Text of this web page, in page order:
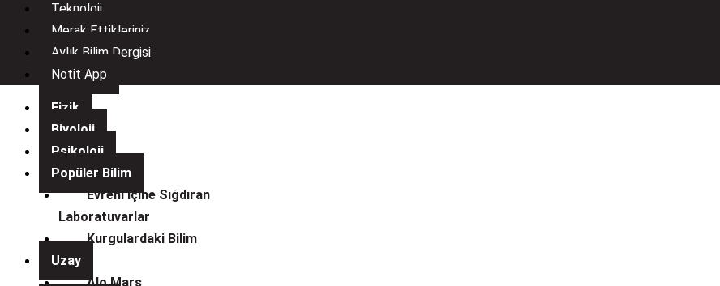
Teknoloji
Merak Ettikleriniz
Aylık Bilim Dergisi
Notit App
Fizik
Biyoloji
Psikoloji
Popüler Bilim
Evreni İçine Sığdıran
Laboratuvarlar
Kurgulardaki Bilim
Uzay
Alo Mars